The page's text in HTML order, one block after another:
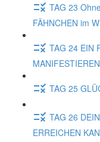
TAG 23
FÄHNCHEN im
TAG 24 EIN
TAG 25
TAG 26
ERREICHEN